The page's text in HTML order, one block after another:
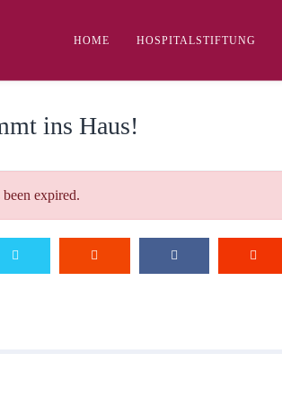
HOME HOSPITALSTIFTUNG
ins Haus!
expired.